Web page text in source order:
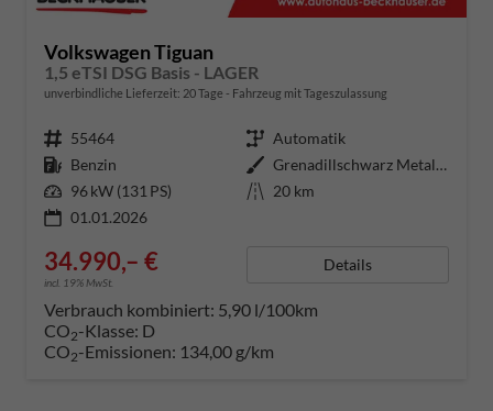
Volkswagen Tiguan
1,5 eTSI DSG Basis - LAGER
unverbindliche Lieferzeit: 20 Tage Fahrzeug mit Tageszulassung
Fahrzeugnummer 55464 Getriebe Automatik
Kraftstoff Benzin Außenfarbe
Grenadillschwarz Metallic (0E)
Leistung 96 kW (131 PS) Kilometerstand 20 km
01.01.2026
34.990,– €
incl. 19% MwSt.
Details
Verbrauch kombiniert: 5,90 l/100km
CO2-Klasse: D
CO2-Emissionen: 134,00 g/km